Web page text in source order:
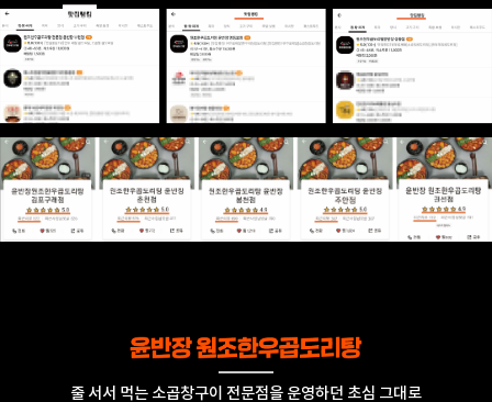
줄 서서 먹는 소곱창구이 전문점을 운영하던 초심 그대로